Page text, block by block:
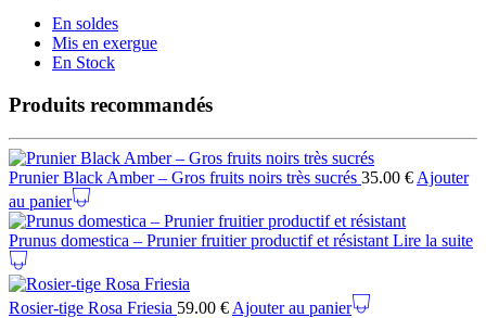
En soldes
Mis en exergue
En Stock
Produits recommandés
Prunier Black Amber – Gros fruits noirs très sucrés 35.00 € Ajouter
au panier
Prunus domestica – Prunier fruitier productif et résistant Lire la suite
Rosier-tige Rosa Friesia 59.00 € Ajouter au panier